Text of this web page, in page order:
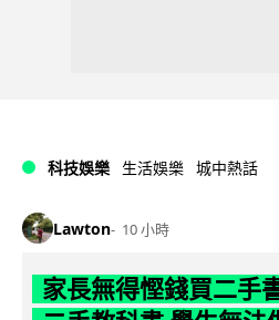
科技娛樂 生活娛樂 城中熱話
Lawton 10 小時
家長無得慳錢買二手